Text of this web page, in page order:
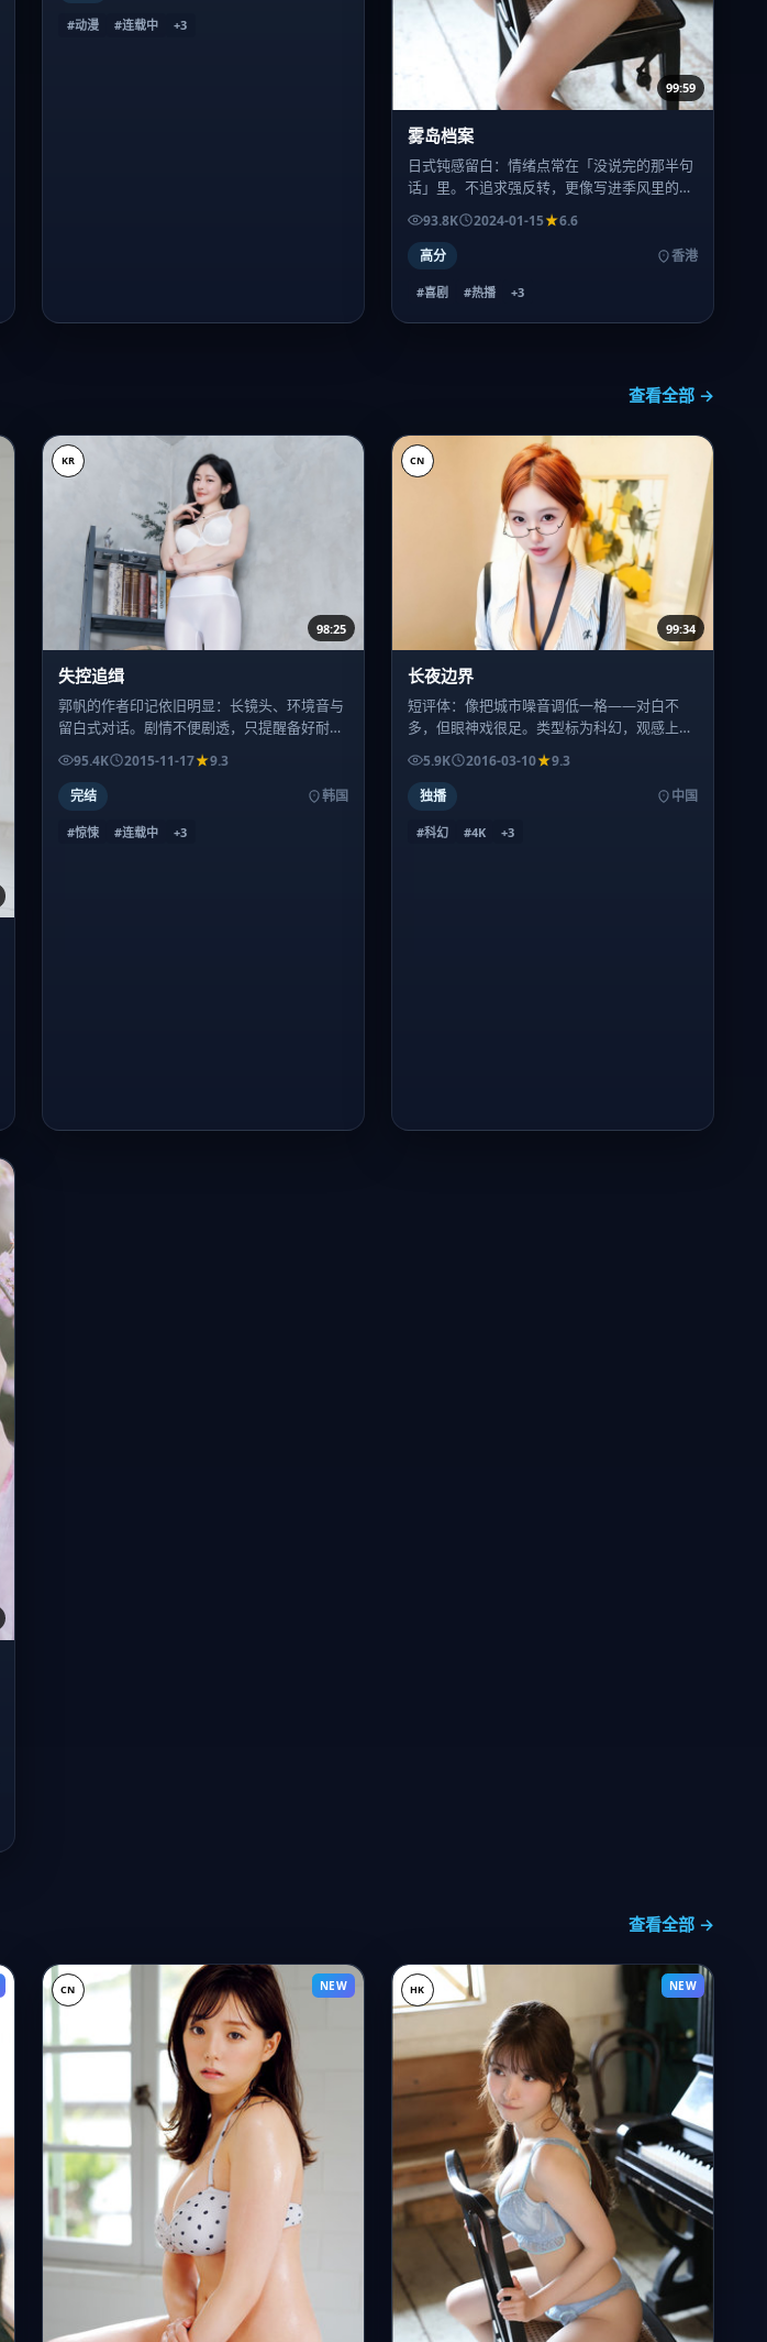
#动漫 #连载中 +3
99:59
雾岛档案
日式钝感留白：情绪点常在「没说完的那半句
话」里。不追求强反转，更像写进季风里的城
市散文诗，喜剧标签仅供参考。
93.8K 2024-01-15
6.6
高分
香港
#喜剧 #热播 +3
查看全部 →
KR
98:25
失控追缉
郭帆的作者印记依旧明显：长镜头、环境音与
留白式对话。剧情不便剧透，只提醒备好耐心
——高潮不在前半段。
95.4K 2015-11-17
9.3
完结
韩国
#惊悚 #连载中 +3
CN
99:34
长夜边界
短评体：像把城市噪音调低一格——对白不
多，但眼神戏很足。类型标为科幻，观感上更
接近「人物先于事件」的叙事选择。
5.9K 2016-03-10
9.3
独播
中国
#科幻 #4K +3
查看全部 →
CN NEW HK NEW